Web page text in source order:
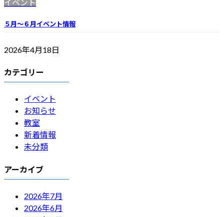
イベント
５月～６月イベント情報
2026年4月18日
カテゴリー
イベント
お知らせ
教室
新着情報
未分類
アーカイブ
2026年7月
2026年6月